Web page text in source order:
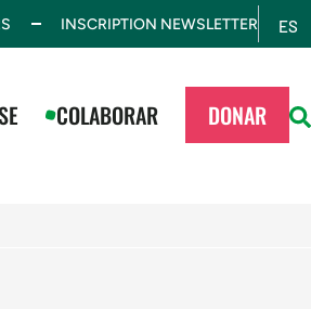
INSCRIPTION NEWSLETTER ES
EN
COLABORAR DONAR